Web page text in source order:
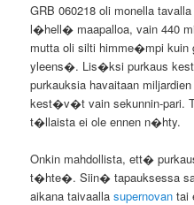
GRB 060218 oli monella
l�hell� maapalloa, vain 440
mutta oli silti himme�mpi
yleens�. Lis�ksi purkaus
purkauksia havaitaan
kest�v�t vain sekunnin-pari.
t�llaista ei ole ennen n�hty.
Onkin mahdollista, ett�
t�hte�. Siin� tapauksessa
aikana taivaallasupernovan tai